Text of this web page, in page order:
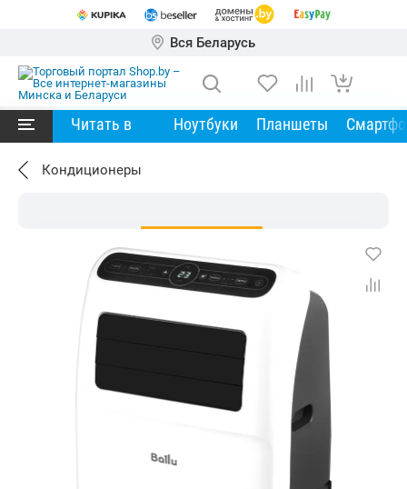
Вся Беларусь
Читать в Ноутбуки Планшеты
Кондиционеры